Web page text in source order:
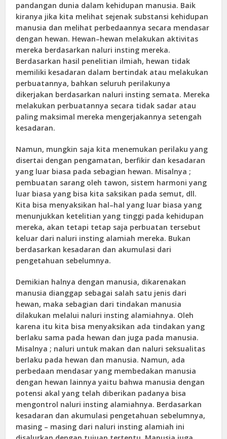
pandangan dunia dalam kehidupan manusia. Baik
kiranya jika kita melihat sejenak substansi kehidupan
manusia dan melihat perbedaannya secara mendasar
dengan hewan. Hewan–hewan melakukan aktivitas
mereka berdasarkan naluri insting mereka.
Berdasarkan hasil penelitian ilmiah, hewan tidak
memiliki kesadaran dalam bertindak atau melakukan
perbuatannya, bahkan seluruh perilakunya
dikerjakan berdasarkan naluri insting semata. Mereka
melakukan perbuatannya secara tidak sadar atau
paling maksimal mereka mengerjakannya setengah
kesadaran.
Namun, mungkin saja kita menemukan perilaku yang
disertai dengan pengamatan, berfikir dan kesadaran
yang luar biasa pada sebagian hewan. Misalnya ;
pembuatan sarang oleh tawon, sistem harmoni yang
luar biasa yang bisa kita saksikan pada semut, dll.
Kita bisa menyaksikan hal–hal yang luar biasa yang
menunjukkan ketelitian yang tinggi pada kehidupan
mereka, akan tetapi tetap saja perbuatan tersebut
keluar dari naluri insting alamiah mereka. Bukan
berdasarkan kesadaran dan akumulasi dari
pengetahuan sebelumnya.
Demikian halnya dengan manusia, dikarenakan
manusia dianggap sebagai salah satu jenis dari
hewan, maka sebagian dari tindakan manusia
dilakukan melalui naluri insting alamiahnya. Oleh
karena itu kita bisa menyaksikan ada tindakan yang
berlaku sama pada hewan dan juga pada manusia.
Misalnya ; naluri untuk makan dan naluri seksualitas
berlaku pada hewan dan manusia. Namun, ada
perbedaan mendasar yang membedakan manusia
dengan hewan lainnya yaitu bahwa manusia dengan
potensi akal yang telah diberikan padanya bisa
mengontrol naluri insting alamiahnya. Berdasarkan
kesadaran dan akumulasi pengetahuan sebelumnya,
masing – masing dari naluri insting alamiah ini